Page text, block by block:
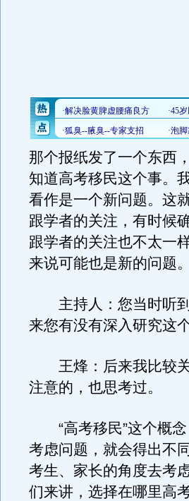
那个报纸发了一个东西
知道高考移民这个事。
看作是一个新问题。这
跟学者的关注，有时候
跟学者的关注也不太一
来说可能也是新的问题。
主持人：您当时听到
来您有没有深入研究这
王烽：后来我比较关
注意的，也思考过。
“高考移民”这个概念
考虑问题，就会得出不
考生、家长的角度去考
们来讲，选择在哪里高